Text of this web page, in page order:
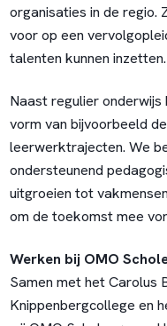
organisaties in de regio.
voor op een
talenten kunnen inzetten.
Naast regulier
vorm van bijvoorbeeld
leerwerktrajecten. We
ondersteunend
uitgroeien tot
om de toekomst mee
Werken bij OMO
Samen met het Carolus
Knippenbergcollege en